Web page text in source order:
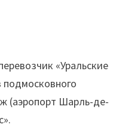
«Уральские
подмосковного
(аэропорт Шарль-де-